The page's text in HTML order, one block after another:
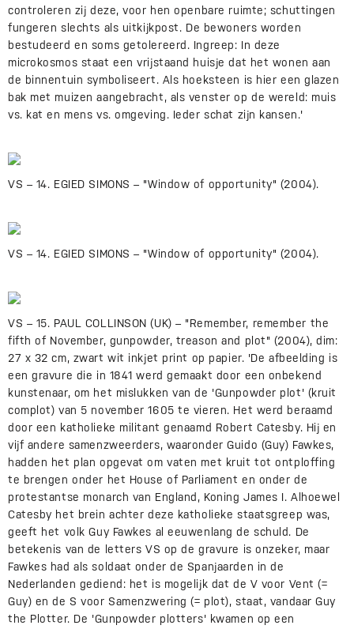
controleren zij deze, voor hen openbare ruimte; schuttingen
fungeren slechts als uitkijkpost. De bewoners worden
bestudeerd en soms getolereerd. Ingreep: In deze
microkosmos staat een vrijstaand huisje dat het wonen aan
de binnentuin symboliseert. Als hoeksteen is hier een glazen
bak met muizen aangebracht, als venster op de wereld: muis
vs. kat en mens vs. omgeving. Ieder schat zijn kansen.'
VS – 14. EGIED SIMONS – "Window of opportunity" (2004).
VS – 14. EGIED SIMONS – "Window of opportunity" (2004).
VS – 15. PAUL COLLINSON (UK) – "Remember, remember the
fifth of November, gunpowder, treason and plot" (2004), dim:
27 x 32 cm, zwart wit inkjet print op papier. 'De afbeelding is
een gravure die in 1841 werd gemaakt door een onbekend
kunstenaar, om het mislukken van de 'Gunpowder plot' (kruit
complot) van 5 november 1605 te vieren. Het werd beraamd
door een katholieke militant genaamd Robert Catesby. Hij en
vijf andere samenzweerders, waaronder Guido (Guy) Fawkes,
hadden het plan opgevat om vaten met kruit tot ontploffing
te brengen onder het House of Parliament en onder de
protestantse monarch van England, Koning James I. Alhoewel
Catesby het brein achter deze katholieke staatsgreep was,
geeft het volk Guy Fawkes al eeuwenlang de schuld. De
betekenis van de letters VS op de gravure is onzeker, maar
Fawkes had als soldaat onder de Spanjaarden in de
Nederlanden gediend: het is mogelijk dat de V voor Vent (=
Guy) en de S voor Samenzwering (= plot), staat, vandaar Guy
the Plotter. De 'Gunpowder plotters' kwamen op een